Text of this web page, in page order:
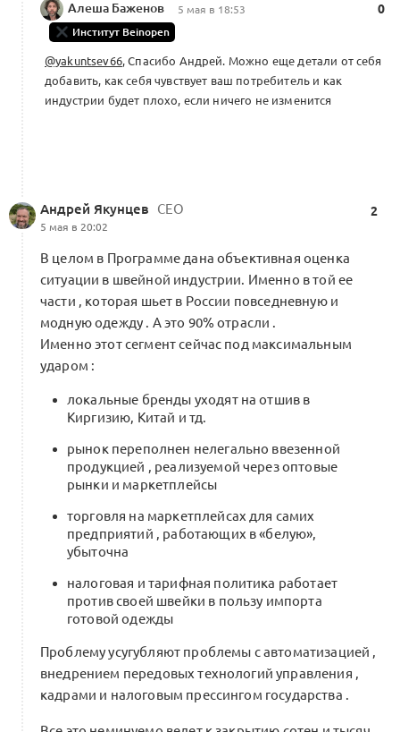
Траектория развития бренда Saqa
Omuk в Альянсе
Якутская новая волна 2 комментария
ВШЭ, РАНХиГС
2 комментария
Форум Альянса: как создаётся новая
индустрия моды в условиях
разрушения старых систем
0 комментариев
Встреча рабочей группы Альянса
с Минпромторгом
4 комментария
для РЭЦ/АСИ по выходу
российской индустрии моды
на международные рынки
Алеша Баженов 5 мая в 18:53
Институт Beinopen
0
@yakuntsev66, Спасибо Андрей. Можно еще детали от себя
добавить, как себя чувствует ваш потребитель и как
индустрии будет плохо, если ничего не изменится
Андрей Якунцев СЕО
5 мая в 20:02
2
В целом в Программе дана объективная оценка
ситуации в швейной индустрии. Именно в той ее
части , которая шьет в России повседневную и
модную одежду . А это 90% отрасли .
Именно этот сегмент сейчас под максимальным
ударом :
локальные бренды уходят на отшив в
Киргизию, Китай и тд.
рынок переполнен нелегально ввезенной
продукцией , реализуемой через оптовые
рынки и маркетплейсы
торговля на маркетплейсах для самих
предприятий , работающих в «белую»,
убыточна
налоговая и тарифная политика работает
против своей швейки в пользу импорта
готовой одежды
Проблему усугубляют проблемы с автоматизацией ,
внедрением передовых технологий управления ,
кадрами и налоговым прессингом государства .